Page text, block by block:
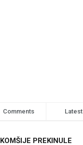
Comments Latest
KOMŠIJE PREKINULE